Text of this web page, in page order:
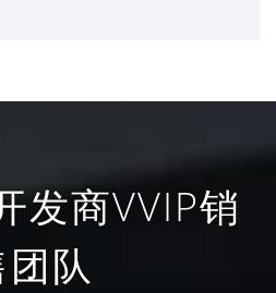
发商VVIP销
队